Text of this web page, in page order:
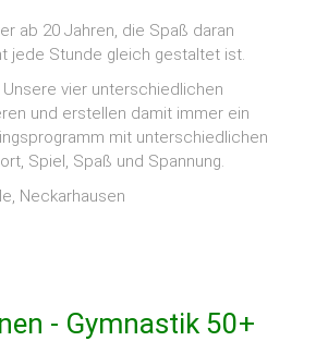
ab 20 Jahren, die Spaß daran
jede Stunde gleich gestaltet ist.
vier unterschiedlichen
und erstellen damit immer ein
mit unterschiedlichen
Spiel, Spaß und Spannung.
Neckarhausen
- Gymnastik 50+